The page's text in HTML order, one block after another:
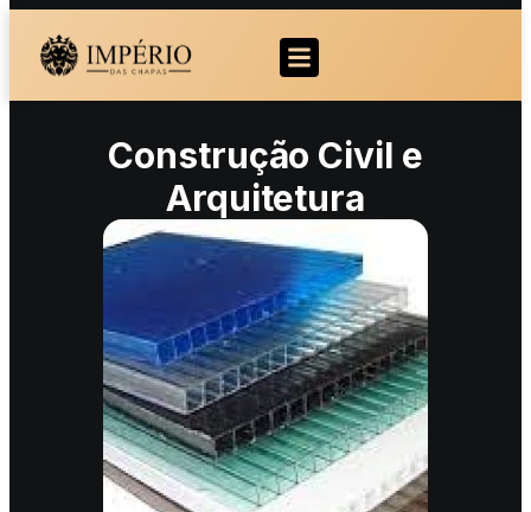
Construção Civil e
Arquitetura